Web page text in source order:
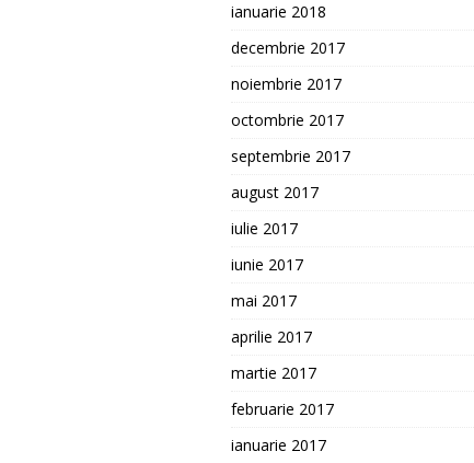
ianuarie 2018
decembrie 2017
noiembrie 2017
octombrie 2017
septembrie 2017
august 2017
iulie 2017
iunie 2017
mai 2017
aprilie 2017
martie 2017
februarie 2017
ianuarie 2017